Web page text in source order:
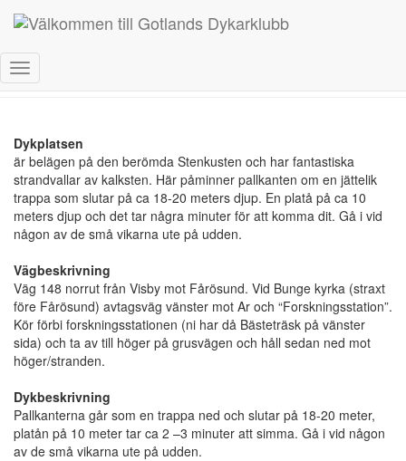
Toggle Navigation
Dykplatsen
är belägen på den berömda Stenkusten och har fantastiska
strandvallar av kalksten. Här påminner pallkanten om en jättelik
trappa som slutar på ca 18-20 meters djup. En platå på ca 10
meters djup och det tar några minuter för att komma dit. Gå i vid
någon av de små vikarna ute på udden.
Vägbeskrivning
Väg 148 norrut från Visby mot Fårösund. Vid Bunge kyrka (straxt
före Fårösund) avtagsväg vänster mot Ar och “Forskningsstation”.
Kör förbi forskningsstationen (ni har då Bästeträsk på vänster
sida) och ta av till höger på grusvägen och håll sedan ned mot
höger/stranden.
Dykbeskrivning
Pallkanterna går som en trappa ned och slutar på 18-20 meter,
platån på 10 meter tar ca 2 –3 minuter att simma. Gå i vid någon
av de små vikarna ute på udden.